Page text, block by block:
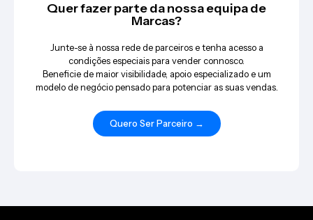
Quer fazer parte da nossa equipa de
Marcas?
Junte-se à nossa rede de parceiros e tenha acesso a
condições especiais para vender connosco.
Beneficie de maior visibilidade, apoio especializado e um
modelo de negócio pensado para potenciar as suas vendas.
Quero Ser Parceiro →